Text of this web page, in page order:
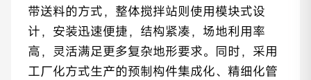
带送料的方式，整体搅拌站则使用模块式设
计，安装迅速便捷，结构紧凑，场地利用率
高，灵活满足更多复杂地形要求。同时，采用
工厂化方式生产的预制构件集成化、精细化管